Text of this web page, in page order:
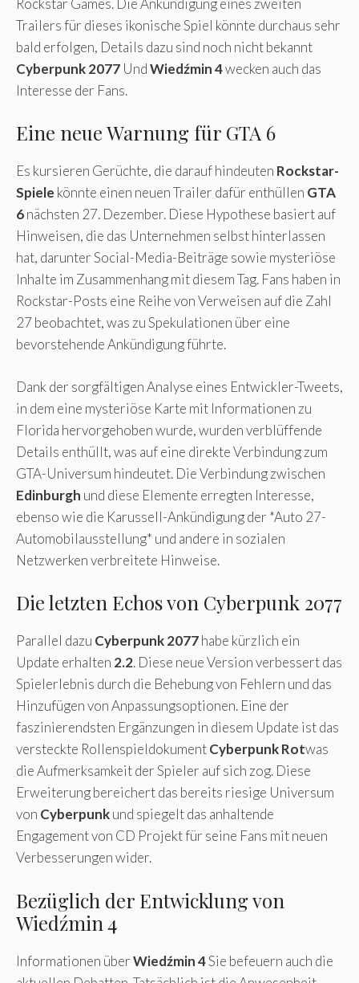
Rockstar Games. Die Ankündigung eines zweiten
Trailers für dieses ikonische Spiel könnte durchaus sehr
bald erfolgen, Details dazu sind noch nicht bekannt
Cyberpunk 2077 UndWiedźmin 4wecken auch das
Interesse der Fans.
Eine neue Warnung für GTA 6
Es kursieren Gerüchte, die darauf hindeuten Rockstar-
Spiele könnte einen neuen Trailer dafür enthüllen GTA
6nächsten 27. Dezember. Diese Hypothese basiert auf
Hinweisen, die das Unternehmen selbst hinterlassen
hat, darunter Social-Media-Beiträge sowie mysteriöse
Inhalte im Zusammenhang mit diesem Tag. Fans haben in
Rockstar-Posts eine Reihe von Verweisen auf die Zahl
27 beobachtet, was zu Spekulationen über eine
bevorstehende Ankündigung führte.
Dank der sorgfältigen Analyse eines Entwickler-Tweets,
in dem eine mysteriöse Karte mit Informationen zu
Florida hervorgehoben wurde, wurden verblüffende
Details enthüllt, was auf eine direkte Verbindung zum
GTA-Universum hindeutet. Die Verbindung zwischen
Edinburgh und diese Elemente erregten Interesse,
ebenso wie die Karussell-Ankündigung der *Auto 27-
Automobilausstellung* und andere in sozialen
Netzwerken verbreitete Hinweise.
Die letzten Echos von Cyberpunk 2077
Parallel dazu Cyberpunk 2077habe kürzlich ein
Update erhalten 2.2. Diese neue Version verbessert das
Spielerlebnis durch die Behebung von Fehlern und das
Hinzufügen von Anpassungsoptionen. Eine der
faszinierendsten Ergänzungen in diesem Update ist das
versteckte RollenspieldokumentCyberpunk Rotwas
die Aufmerksamkeit der Spieler auf sich zog. Diese
Erweiterung bereichert das bereits riesige Universum
von Cyberpunkund spiegelt das anhaltende
Engagement von CD Projekt für seine Fans mit neuen
Verbesserungen wider.
Bezüglich der Entwicklung von
Wiedźmin 4
Informationen überWiedźmin 4Sie befeuern auch die